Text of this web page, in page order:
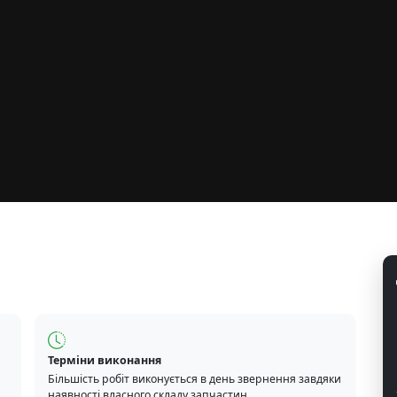
Терміни виконання
Більшість робіт виконується в день звернення завдяки